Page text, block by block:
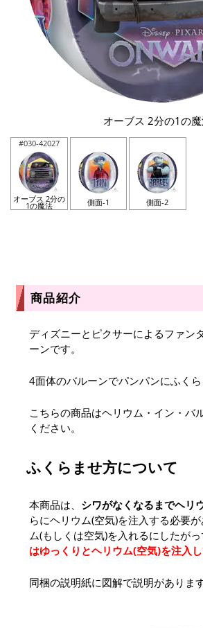
オーブス 2分の1の
#030-42027
オーブス 2分の
1の魔法 側面-1 側面-2
商品紹介
ディズニーとピクサーによるファン
ーンです。
4面体のバルーンでパンパンにふく
こちらの商品はヘリウム・イン・バ
ください。
ふくらませ方について
本商品は、 シワがなくなるまでヘリ
らにヘリウム(空気)を注入する必要
ム(もしくは空気)を入れるにしたが
はゆっくりとヘリウム(空気)を注入し
同梱の説明紙に図解で説明がありま